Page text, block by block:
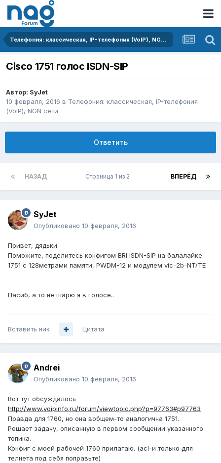
Телефония: классическая, IP-телефония (VoIP), NGN сети
Cisco 1751 голос ISDN-SIP
Автор: SyJet
10 февраля, 2016 в Телефония: классическая, IP-телефония
(VoIP), NGN сети
Ответить
НАЗАД ВПЕРЁД
Страница 1 из 2
SyJet
Опубликовано 10 февраля, 2016
Привет, дядьки.
Поможите, поделитесь конфигом BRI ISDN-SIP на балалайке
1751 с 128метрами памяти, PWDM-12 и модулем vic-2b-NT/TE
Пасиб, а то не шарю я в голосе..
Вставить ник Цитата
Andrei
Опубликовано 10 февраля, 2016
Вот тут обсуждалось
http://www.voipinfo.ru/forum/viewtopic.php?p=97763#p97763
Правда для 1760, но она вобщем-то аналогична 1751.
Решает задачу, описанную в первом сообщении указанного
топика.
Конфиг с моей рабочей 1760 прилагаю. (acl-и только для
телнета под себя поправьте)